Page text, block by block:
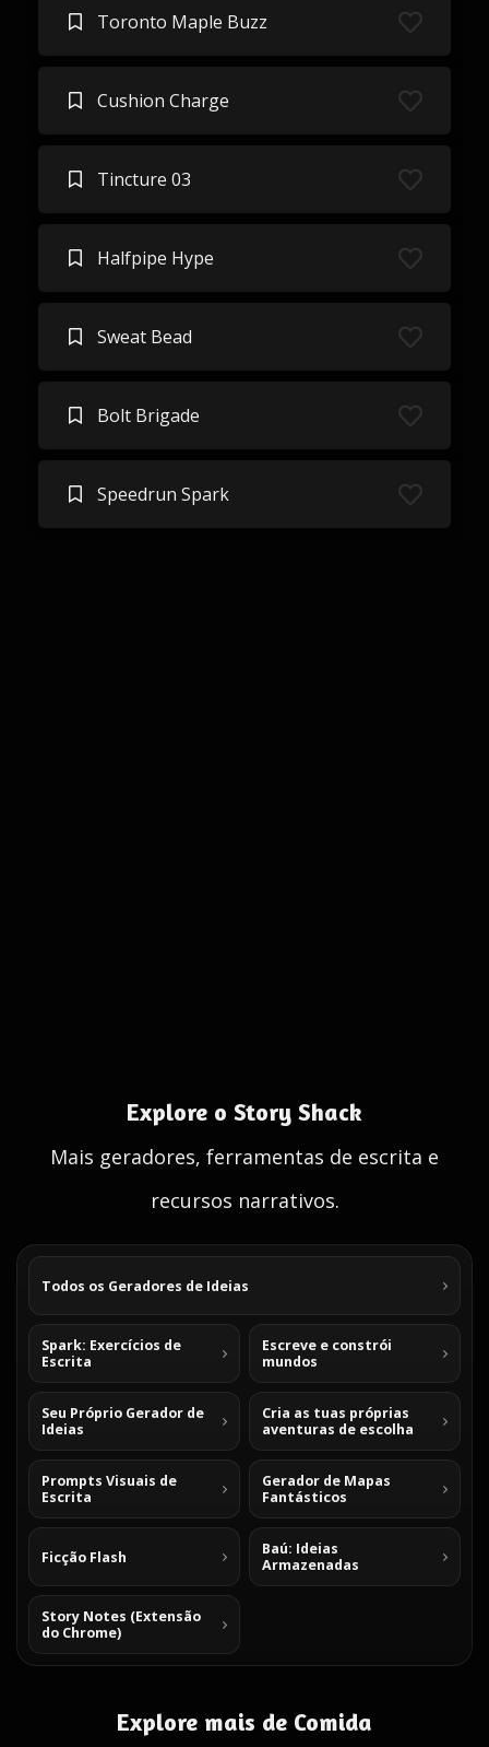
Toronto Maple Buzz
Cushion Charge
Tincture 03
Halfpipe Hype
Sweat Bead
Bolt Brigade
Speedrun Spark
Explore o Story Shack
Mais geradores, ferramentas de escrita e
recursos narrativos.
Todos os Geradores de Ideias
Spark: Exercícios de
Escrita
Escreve e constrói
mundos
Seu Próprio Gerador de
Ideias
Cria as tuas próprias
aventuras de escolha
Prompts Visuais de
Escrita
Gerador de Mapas
Fantásticos
Ficção Flash
Baú: Ideias
Armazenadas
Story Notes (Extensão
do Chrome)
Explore mais de Comida